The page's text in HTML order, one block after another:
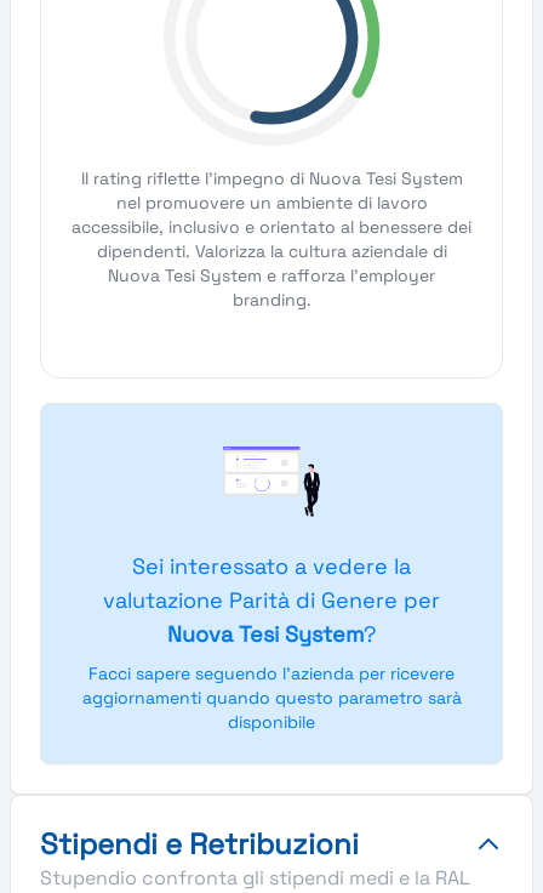
Il rating riflette l'impegno di Nuova Tesi System
nel promuovere un ambiente di lavoro
accessibile, inclusivo e orientato al benessere dei
dipendenti. Valorizza la cultura aziendale di
Nuova Tesi System e rafforza l'employer
branding.
Sei interessato a vedere la
valutazione Parità di Genere per
Nuova Tesi System?
Facci sapere seguendo l'azienda per ricevere
aggiornamenti quando questo parametro sarà
disponibile
Stipendi e Retribuzioni
Stupendio confronta gli stipendi medi e la RAL